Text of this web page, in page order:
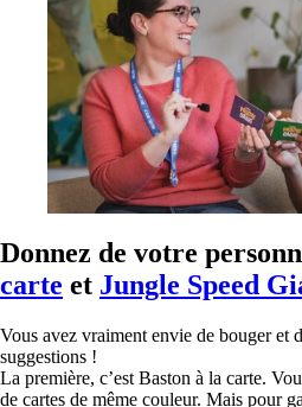
Donnez de votre
carte et Jungle Speed
Vous avez vraiment envie de bouger et
suggestions !
La première, c’est Baston à la carte.
de cartes de même couleur. Mais pour